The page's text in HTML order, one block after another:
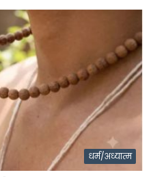
धर्म/अध्यात्म